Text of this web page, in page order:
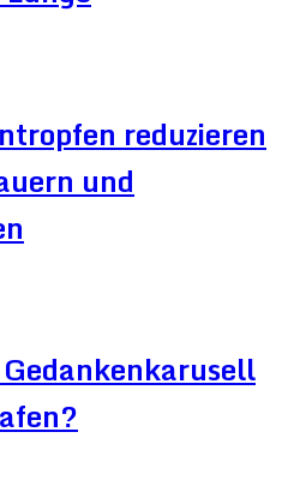
reduzieren
und